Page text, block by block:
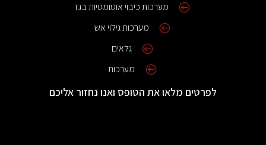
מערכות כיבוי אוטומטיות בגז
מערכות גילוי אש
גלאים
מערכות
לפרטים מלאו את הטופס ואנו נחזור אליכם